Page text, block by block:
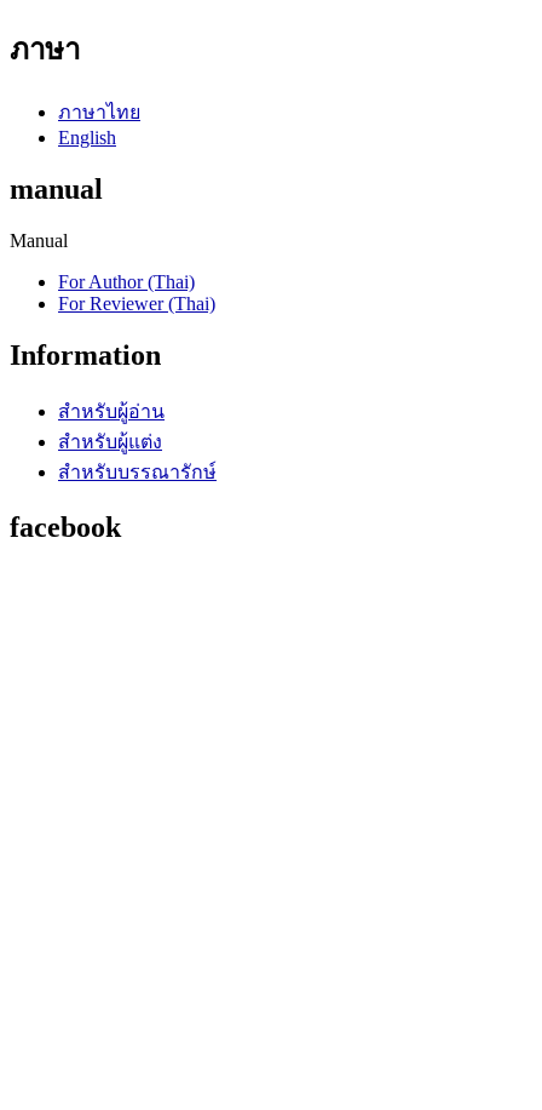
ภาษา
ภาษาไทย
English
manual
Manual
For Author (Thai)
For Reviewer (Thai)
Information
สำหรับผู้อ่าน
สำหรับผู้แต่ง
สำหรับบรรณารักษ์
facebook